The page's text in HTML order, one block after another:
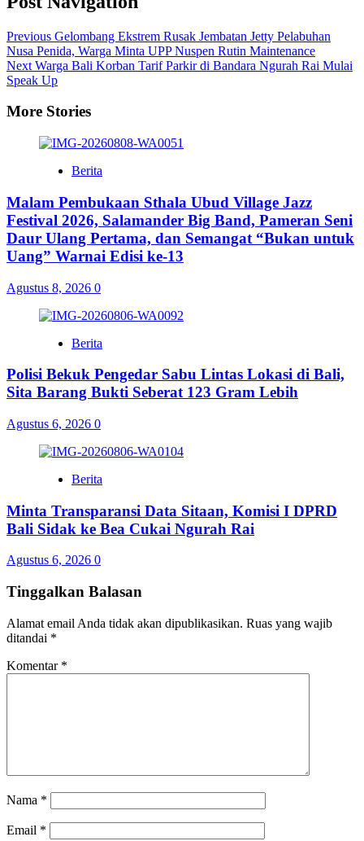
Previous Gelombang Ekstrem Rusak Jembatan Jetty Pelabuhan
Nusa Penida, Warga Minta UPP Nuspen Rutin Maintenance
Next Warga Bali Korban Tarif Parkir di Bandara Ngurah Rai Mulai
Speak Up
More Stories
Berita
Malam Pembukaan Sthala Ubud Village Jazz
Festival 2026, Salamander Big Band, Pameran Seni
Daur Ulang Pertama, dan Semangat “Bukan untuk
Uang” Warnai Edisi ke-13
Agustus 8, 2026 0
Berita
Polisi Bekuk Pengedar Sabu Lintas Lokasi di Bali,
Sita Barang Bukti Seberat 123 Gram Lebih
Agustus 6, 2026 0
Berita
Minta Transparansi Data Sitaan, Komisi I DPRD
Bali Sidak ke Bea Cukai Ngurah Rai
Agustus 6, 2026 0
Tinggalkan Balasan
Alamat email Anda tidak akan dipublikasikan. Ruas yang wajib
ditandai *
Komentar *
Nama *
Email *